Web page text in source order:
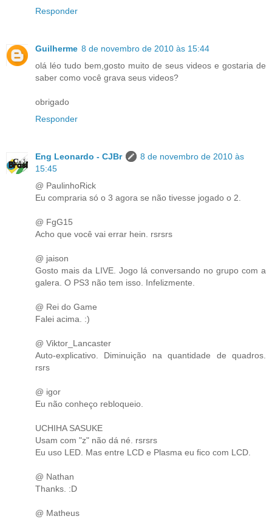
Responder
Guilherme 8 de novembro de 2010 às 15:44
olá léo tudo bem,gosto muito de seus videos e gostaria de
saber como você grava seus videos?
obrigado
Responder
Eng Leonardo - CJBr
8 de novembro de 2010 às
15:45
@ PaulinhoRick
Eu compraria só o 3 agora se não tivesse jogado o 2.
@ FgG15
Acho que você vai errar hein. rsrsrs
@ jaison
Gosto mais da LIVE. Jogo lá conversando no grupo com a
galera. O PS3 não tem isso. Infelizmente.
@ Rei do Game
Falei acima. :)
@ Viktor_Lancaster
Auto-explicativo. Diminuição na quantidade de quadros.
rsrs
@ igor
Eu não conheço rebloqueio.
UCHIHA SASUKE
Usam com "z" não dá né. rsrsrs
Eu uso LED. Mas entre LCD e Plasma eu fico com LCD.
@ Nathan
Thanks. :D
@ Matheus